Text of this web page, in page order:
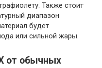
Также стоит
диапазон
будет
или сильной жары.
от обычных